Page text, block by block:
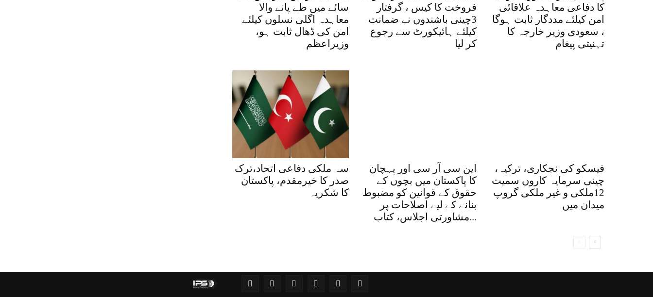
سائے میں طے پانے والا
معاہدہ اگلی نسلوں کیلئے
امن کی ڈھال ثابت ہو،
وزیراعظم
فروخت کا کیس ، گرفتار
3چینی باشندوں نے ضمانت
کیلئے ہائیکورٹ سے رجوع
کر لیا
کا دفاعی معاہدہ علاقائی
امن کیلئے مددگار ثابت ہوگا
، سعودی وزیر خارجہ کا
تہنیتی پیغام
سہ ملکی دفاعی اتحاد،ترک
صدر کا خیرمقدم، پاکستان
کا شکریہ
این سی آر سی اور پہچان
کا پاکستان میں بچوں کے
حقوق کے قوانین کو مضبوط
بنانے کے لیے اصلاحات پر
مشاورتی اجلاس، کتاب...
فیسکو کی نجکاری، ترکیہ،
چینی سرمایہ کاروں سمیت
12ملکی و غیر ملکی گروپ
میدان میں